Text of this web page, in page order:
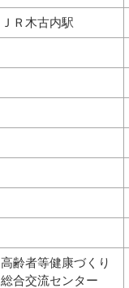
ＪＲ木古内駅
高齢者等健康づくり
総合交流センター